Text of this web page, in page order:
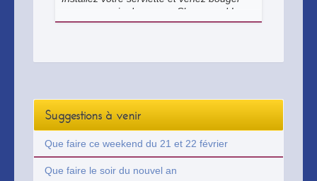
en compagnie du groupe Sharewood !
Suggestions à venir
Que faire ce weekend du 21 et 22 février
Que faire le soir du nouvel an